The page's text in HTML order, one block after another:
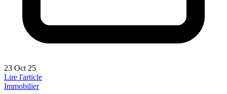
23 Oct 25
Lire l'article
Immobilier